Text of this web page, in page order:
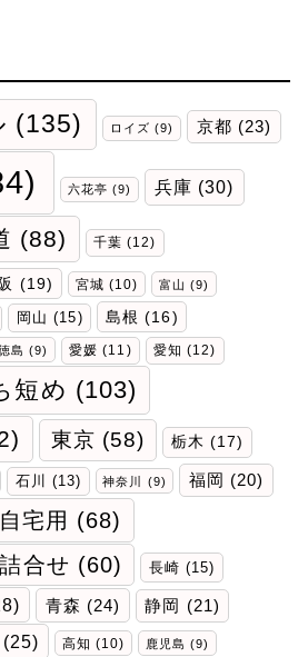
(135) ロイズ (9) 京都 (23)
六花亭 (9) 兵庫 (30)
(88) 千葉 (12)
(19) 宮城 (10) 富山 (9)
岡山 (15) 島根 (16)
島 (9) 愛媛 (11) 愛知 (12)
短め (103)
東京 (58) 栃木 (17)
石川 (13) 神奈川 (9) 福岡 (20)
自宅用 (68)
詰合せ (60) 長崎 (15)
青森 (24) 静岡 (21)
(25) 高知 (10) 鹿児島 (9)